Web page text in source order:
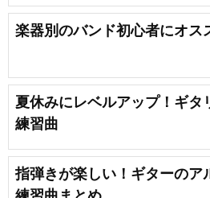
楽器別のバンド初心者にオス
夏休みにレベルアップ！ギタ
練習曲
指弾きが楽しい！ギターのア